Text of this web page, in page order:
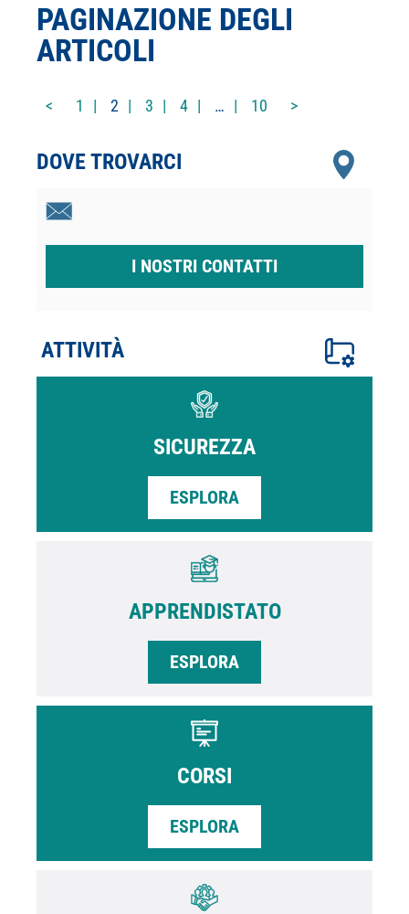
PAGINAZIONE DEGLI
ARTICOLI
< 1 2 3 4 … 10 >
DOVE TROVARCI
I NOSTRI CONTATTI
ATTIVITÀ
SICUREZZA
ESPLORA
APPRENDISTATO
ESPLORA
CORSI
ESPLORA